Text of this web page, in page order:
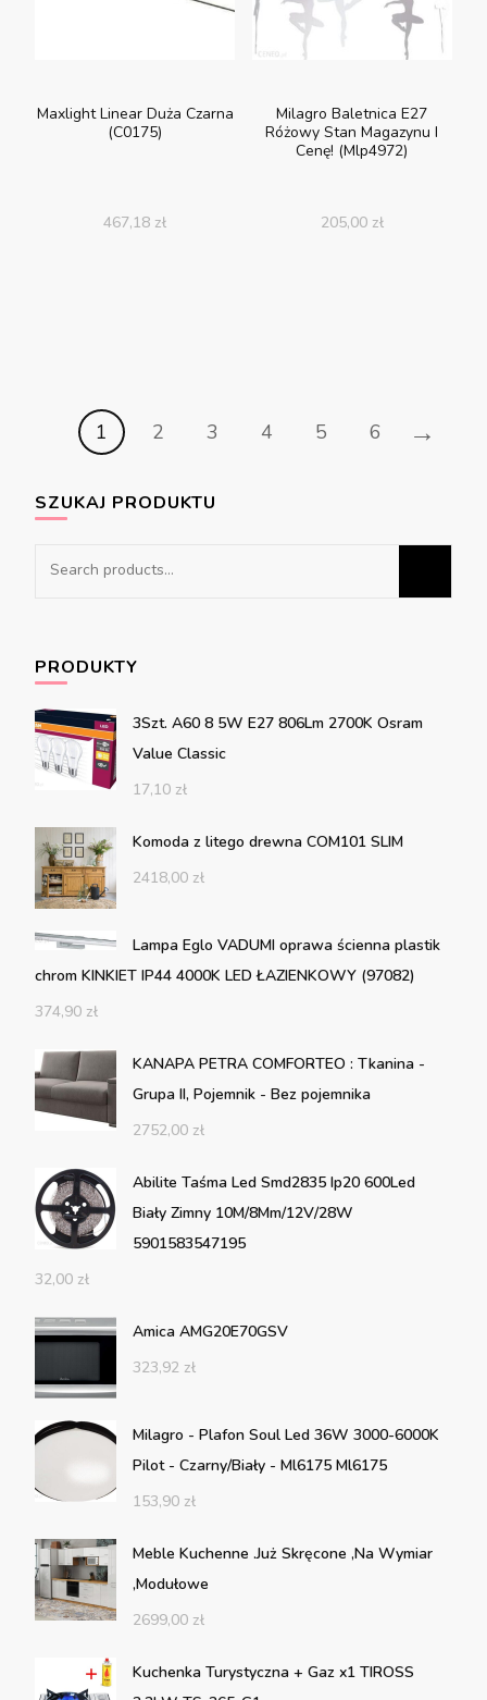
Maxlight Linear Duża Czarna
(C0175)
467,18 zł
Milagro Baletnica E27
Różowy Stan Magazynu I
Cenę! (Mlp4972)
205,00 zł
1 2 3 4 5 6 →
SZUKAJ PRODUKTU
Search
PRODUKTY
3Szt. A60 8 5W E27 806Lm 2700K Osram
Value Classic
17,10 zł
Komoda z litego drewna COM101 SLIM
2418,00 zł
Lampa Eglo VADUMI oprawa ścienna plastik
chrom KINKIET IP44 4000K LED ŁAZIENKOWY (97082)
374,90 zł
KANAPA PETRA COMFORTEO : Tkanina -
Grupa II, Pojemnik - Bez pojemnika
2752,00 zł
Abilite Taśma Led Smd2835 Ip20 600Led
Biały Zimny 10M/8Mm/12V/28W
5901583547195
32,00 zł
Amica AMG20E70GSV
323,92 zł
Milagro - Plafon Soul Led 36W 3000-6000K
Pilot - Czarny/Biały - Ml6175 Ml6175
153,90 zł
Meble Kuchenne .Już Skręcone ,Na Wymiar
,Modułowe
2699,00 zł
Kuchenka Turystyczna + Gaz x1 TIROSS